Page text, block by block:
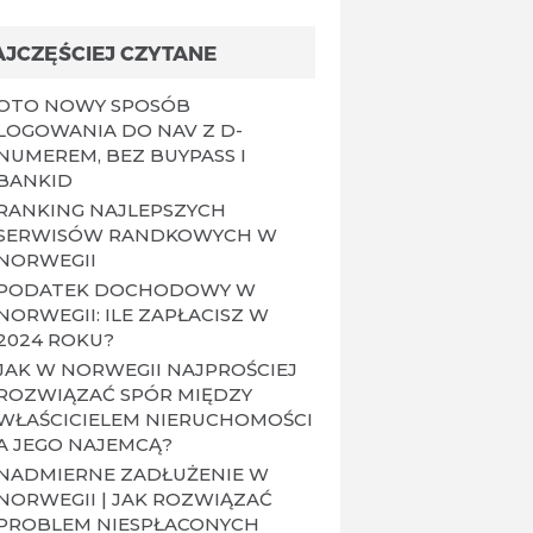
CZYTANE
NOWY SPOSÓB
DO NAV Z D-
BEZ BUYPASS I
NAJLEPSZYCH
RANDKOWYCH W
DOCHODOWY W
ILE ZAPŁACISZ W
ROKU?
W NORWEGII NAJPROŚCIEJ
SPÓR MIĘDZY
NIERUCHOMOŚCI
JEGO NAJEMCĄ?
ZADŁUŻENIE W
| JAK ROZWIĄZAĆ
NIESPŁACONYCH